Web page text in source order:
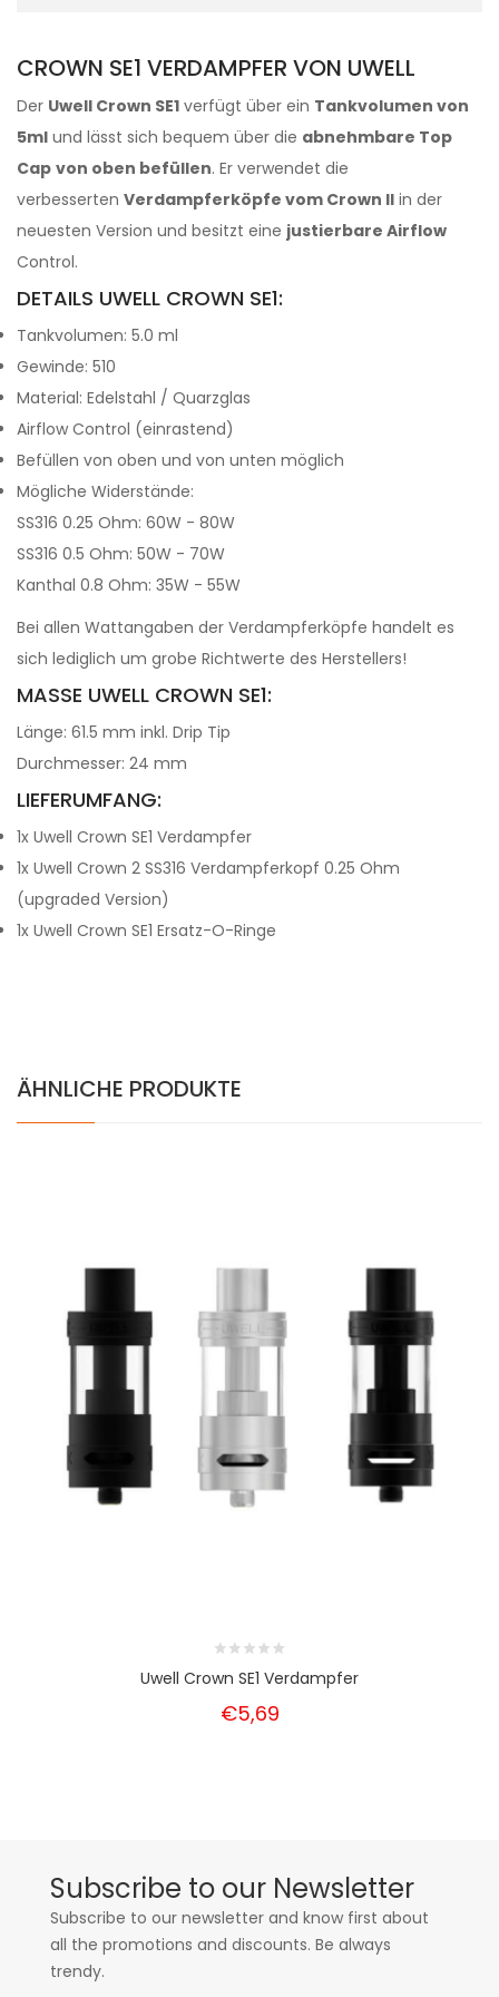
CROWN SE1 VERDAMPFER VON UWELL
Der Uwell Crown SE1 verfügt über ein Tankvolumen von
5ml und lässt sich bequem über die abnehmbare Top
Cap von oben befüllen. Er verwendet die
verbesserten Verdampferköpfe vom Crown II in der
neuesten Version und besitzt eine justierbare Airflow
Control.
DETAILS UWELL CROWN SE1:
Tankvolumen: 5.0 ml
Gewinde: 510
Material: Edelstahl / Quarzglas
Airflow Control (einrastend)
Befüllen von oben und von unten möglich
Mögliche Widerstände:
SS316 0.25 Ohm: 60W - 80W
SS316 0.5 Ohm: 50W - 70W
Kanthal 0.8 Ohm: 35W - 55W
Bei allen Wattangaben der Verdampferköpfe handelt es
sich lediglich um grobe Richtwerte des Herstellers!
MASSE UWELL CROWN SE1:
Länge: 61.5 mm inkl. Drip Tip
Durchmesser: 24 mm
LIEFERUMFANG:
1x Uwell Crown SE1 Verdampfer
1x Uwell Crown 2 SS316 Verdampferkopf 0.25 Ohm
(upgraded Version)
1x Uwell Crown SE1 Ersatz-O-Ringe
ÄHNLICHE PRODUKTE
Uwell Crown SE1 Verdampfer
€5,69
Subscribe to our Newsletter
Subscribe to our newsletter and know first about
all the promotions and discounts. Be always
trendy.